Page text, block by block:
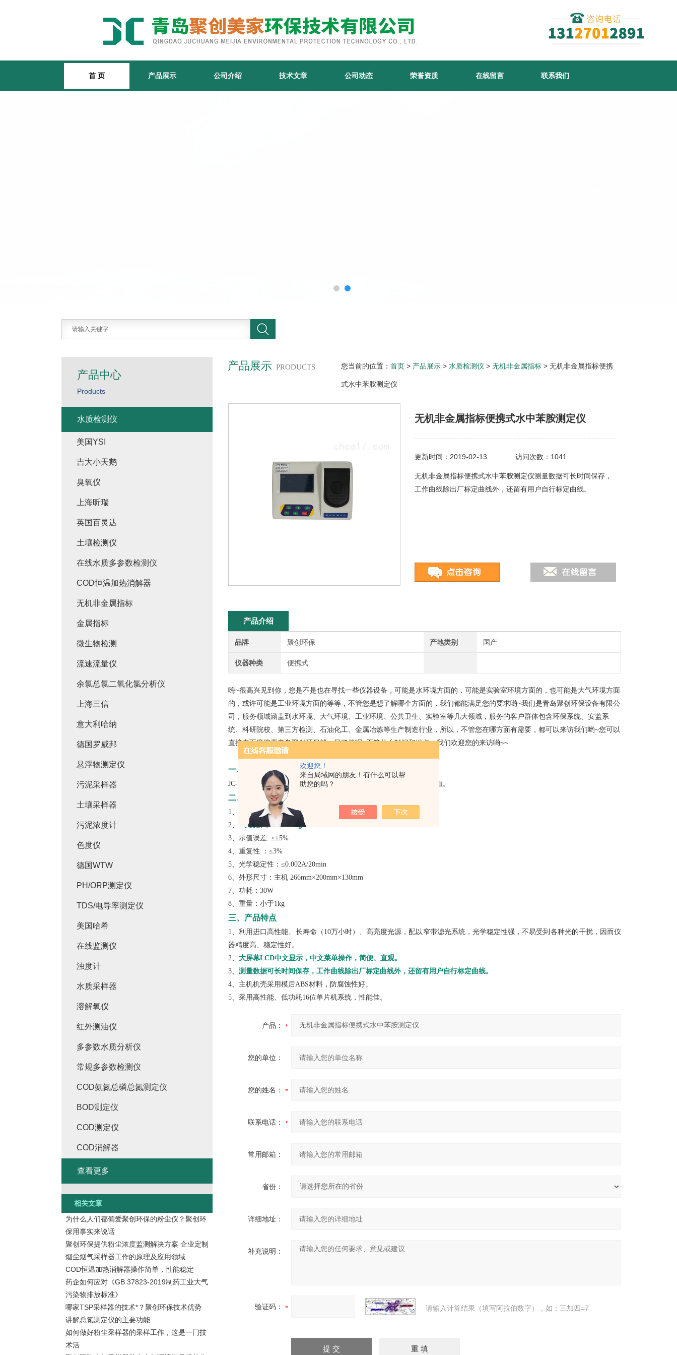
欢迎您！
来自局域网的朋友！有什么可以帮
助您的吗？
首 页 产品展示 公司介绍 技术文章 公司动态 荣誉资质 在线留言 联系我们
产品展示 PRODUCTS 您当前的位置： 首页 > 产品展示 > 水质检测仪 > 无机非金属指标 > 无机非金属指标便携
式水中苯胺测定仪
无机非金属指标便携式水中苯胺测定仪
更新时间：2019-02-13 访问次数：1041
无机非金属指标便携式水中苯胺测定仪测量数据可长时间保存，
工作曲线除出厂标定曲线外，还留有用户自行标定曲线。
产品介绍
品牌 聚创环保 产地类别 国产
仪器种类 便携式
嗨~很高兴见到你，您是不是也在寻找一些仪器设备，可能是水环境方面的，可能是实验室环境方面的，也可能是大气环境方面
的，或许可能是工业环境方面的等等，不管您是想了解哪个方面的，我们都能满足您的要求哟~我们是青岛聚创环保设备有限公
司，服务领域涵盖到水环境、大气环境、工业环境、公共卫生、实验室等几大领域，服务的客户群体包含环保系统、安监系
统、科研院校、第三方检测、石油化工、金属冶炼等生产制造行业，所以，不管您在哪方面有需要，都可以来访我们哟~您可以
直接去百度搜索青岛聚创环保就一目了然呢~不管什么时间和地点，我们欢迎您的来访哟~~
一、 无机非金属指标便携式水中苯胺测定仪 产品介绍
JC-PA-303型水中苯胺测定仪，应用比色法原理 ，测量水样中的苯胺值。
二、 无机非金属指标便携式水中苯胺测定仪
1、
测量范围：0.03～1.00mg/L，超过稀释测定
2、*
小分辨率：0.01 mg/L
3、示值误差: ≤±5%
4、重复性 ：≤3%
5、光学稳定性：≤0.002A/20min
6、外形尺寸：主机 266mm×200mm×130mm
7、功耗：30W
8、重量：小于1kg
三、产品特点
1、利用进口高性能、长寿命（10万小时）、高亮度光源，配以窄带滤光系统，光学稳定性强，不易受到各种光的干扰，因而仪
器精度高、稳定性好。
2、 大屏幕LCD中文显示，中文菜单操作，简便、直观。
3、 测量数据可长时间保存，工作曲线除出厂标定曲线外，还留有用户自行标定曲线。
4、 主机机壳采用模后ABS材料，防腐蚀性好。
5、采用高性能、低功耗16位单片机系统，性能佳。
产品：
您的单位：
您的姓名：
联系电话：
常用邮箱：
省份：
详细地址：
补充说明：
验证码： 请输入计算结果（填写阿拉伯数字），如：三加四=7
产品中心
Products
水质检测仪
美国YSI
吉大小天鹅
臭氧仪
上海昕瑞
英国百灵达
土壤检测仪
在线水质多参数检测仪
COD恒温加热消解器
无机非金属指标
金属指标
微生物检测
流速流量仪
余氯总氯二氧化氯分析仪
上海三信
意大利哈纳
德国罗威邦
悬浮物测定仪
污泥采样器
土壤采样器
污泥浓度计
色度仪
德国WTW
PH/ORP测定仪
TDS/电导率测定仪
美国哈希
在线监测仪
浊度计
水质采样器
溶解氧仪
红外测油仪
多参数水质分析仪
常规多参数检测仪
COD氨氮总磷总氮测定仪
BOD测定仪
COD测定仪
COD消解器
查看更多
相关文章
为什么人们都偏爱聚创环保的粉尘仪？聚创环
保用事实来说话
聚创环保提供粉尘浓度监测解决方案 企业定制
烟尘烟气采样器工作的原理及应用领域
COD恒温加热消解器操作简单，性能稳定
药企如何应对《GB 37823-2019制药工业大气
污染物排放标准》
哪家TSP采样器的技术*？聚创环保技术优势
讲解总氮测定仪的主要功能
如何做好粉尘采样器的采样工作，这是一门技
术活